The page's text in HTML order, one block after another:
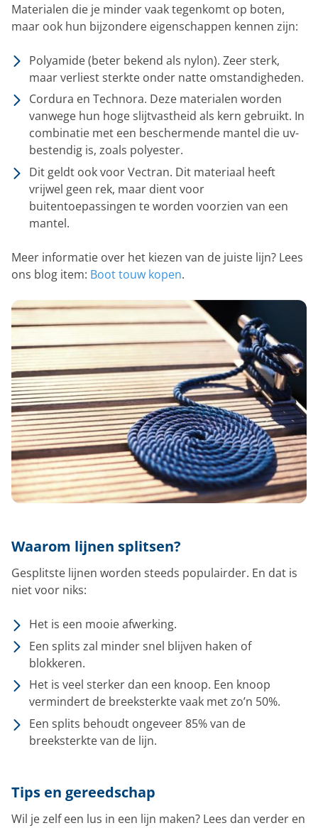
Materialen die je minder vaak tegenkomt op boten,
maar ook hun bijzondere eigenschappen kennen zijn:
Polyamide (beter bekend als nylon). Zeer sterk,
maar verliest sterkte onder natte omstandigheden.
Cordura en Technora. Deze materialen worden
vanwege hun hoge slijtvastheid als kern gebruikt. In
combinatie met een beschermende mantel die uv-
bestendig is, zoals polyester.
Dit geldt ook voor Vectran. Dit materiaal heeft
vrijwel geen rek, maar dient voor
buitentoepassingen te worden voorzien van een
mantel.
Meer informatie over het kiezen van de juiste lijn? Lees
ons blog item: Boot touw kopen.
Waarom lijnen splitsen?
Gesplitste lijnen worden steeds populairder. En dat is
niet voor niks:
Het is een mooie afwerking.
Een splits zal minder snel blijven haken of
blokkeren.
Het is veel sterker dan een knoop. Een knoop
vermindert de breeksterkte vaak met zo’n 50%.
Een splits behoudt ongeveer 85% van de
breeksterkte van de lijn.
Tips en gereedschap
Wil je zelf een lus in een lijn maken? Lees dan verder en